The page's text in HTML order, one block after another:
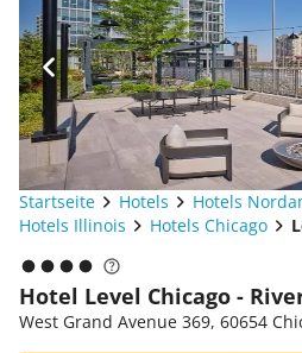
Startseite Hotels Hotels
Hotels Illinois
Hotels Chicago
Hotel Level Chicago -
West Grand Avenue 369, 60654